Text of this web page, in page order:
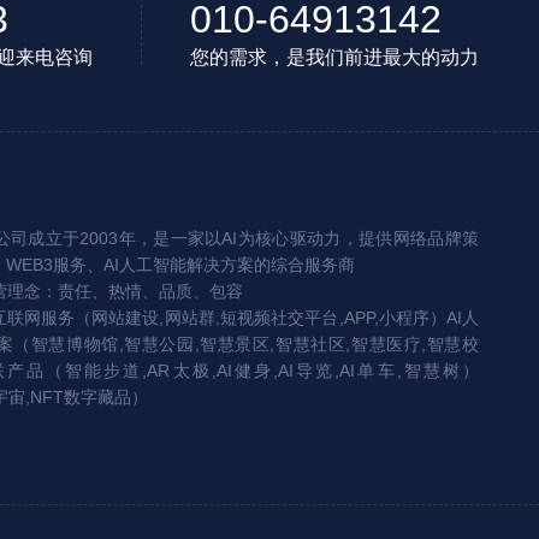
来电咨询
010-64913142
您的需求，是我们前进最大的动力
司成立于2003年，是一家以AI为核心驱动力，提供网络品牌策
服务、AI人工智能解决方案的综合服务商
理念：责任、热情、品质、包容
网服务（网站建设,网站群,短视频社交平台,APP,小程序）AI人
（智慧博物馆,智慧公园,智慧景区,智慧社区,智慧医疗,智慧校
品（智能步道,AR太极,AI健身,AI导览,AI单车,智慧树）
,NFT数字藏品）